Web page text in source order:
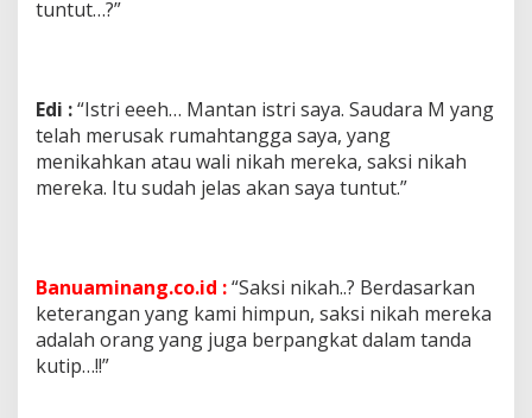
tuntut…?”
Edi :“Istri eeeh… Mantan istri saya. Saudara M yang
telah merusak rumahtangga saya, yang
menikahkan atau wali nikah mereka, saksi nikah
mereka. Itu sudah jelas akan saya tuntut.”
Banuaminang.co.id :“Saksi nikah..? Berdasarkan
keterangan yang kami himpun, saksi nikah mereka
adalah orang yang juga berpangkat dalam tanda
kutip…!!”